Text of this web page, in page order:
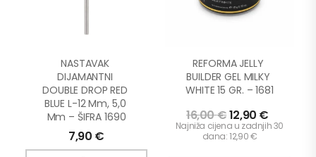
NASTAVAK
DIJAMANTNI
DOUBLE DROP RED
BLUE L-12 Mm, 5,0
Mm – ŠIFRA 1690
7,90 €
REFORMA JELLY
BUILDER GEL MILKY
WHITE 15 GR. – 1681
16,00€12,90 €
Najniža cijena u zadnjih 30
dana:12,90€